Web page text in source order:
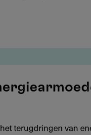
terugdringen van